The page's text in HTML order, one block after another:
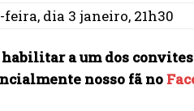
dia 3 janeiro, 21h30
habilitar a um dos
nosso fã no